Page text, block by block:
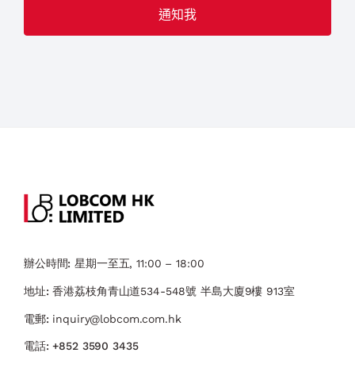
辦公時間: 星期一至五, 11:00 – 18:00
地址: 香港荔枝角青山道534-548號 ​半島大廈9樓 913室
電郵: inquiry@lobcom.com.hk
電話:+852 3590 3435